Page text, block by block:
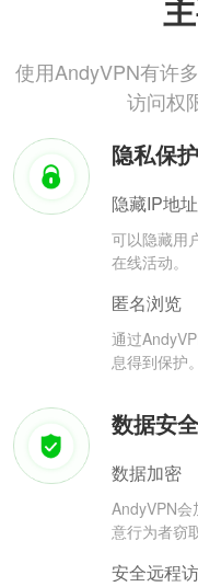
使用AndyVPN有许
访问权
隐私保护
隐藏IP地址
可以隐藏用
在线活动。
匿名浏览
通过
息得到保护。
数据安全
数据加密
AndyVPN
意行为者窃
安全远程